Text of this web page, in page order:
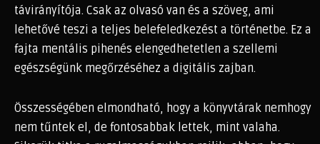
távirányítója. Csak az olvasó van és a szöveg, ami
lehetővé teszi a teljes belefeledkezést a történetbe. Ez a
fajta mentális pihenés elengedhetetlen a szellemi
egészségünk megőrzéséhez a digitális zajban.
Összességében elmondható, hogy a könyvtárak nemhogy
nem tűntek el, de fontosabbak lettek, mint valaha.